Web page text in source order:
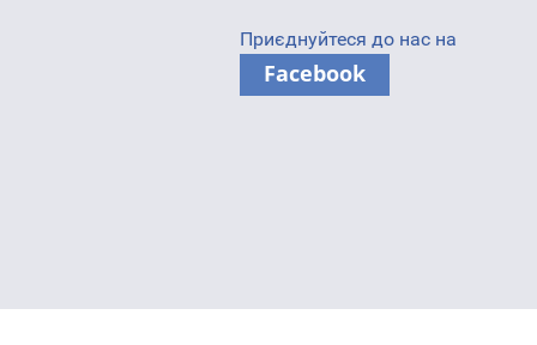
Приєднуйтеся до нас на
Facebook